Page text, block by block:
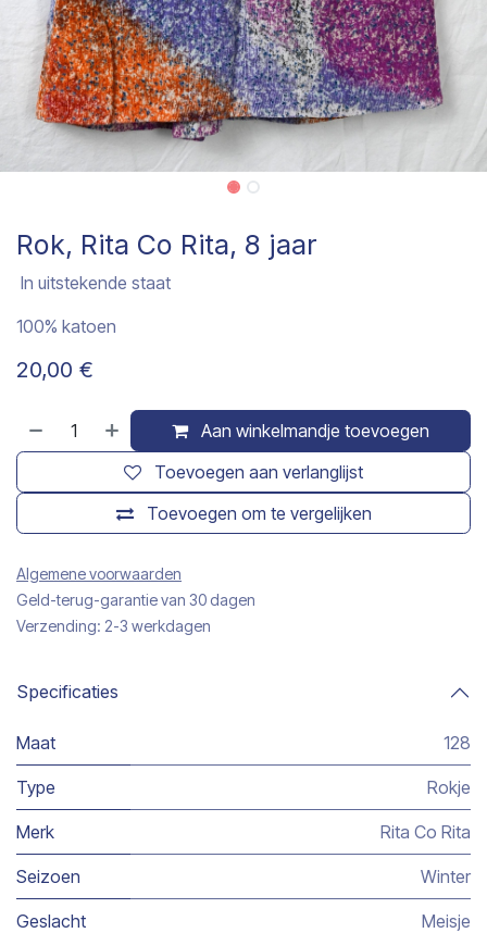
Rok, Rita Co Rita, 8 jaar
In uitstekende staat
100% katoen
20,00 €
Aan winkelmandje toevoegen
Toevoegen om te vergelijken
Toevoegen aan verlanglijst
Algemene voorwaarden
Geld-terug-garantie van 30 dagen
Verzending: 2-3 werkdagen
Specificaties
Maat 128
Type Rokje
Merk Rita Co Rita
Seizoen Winter
Geslacht Meisje